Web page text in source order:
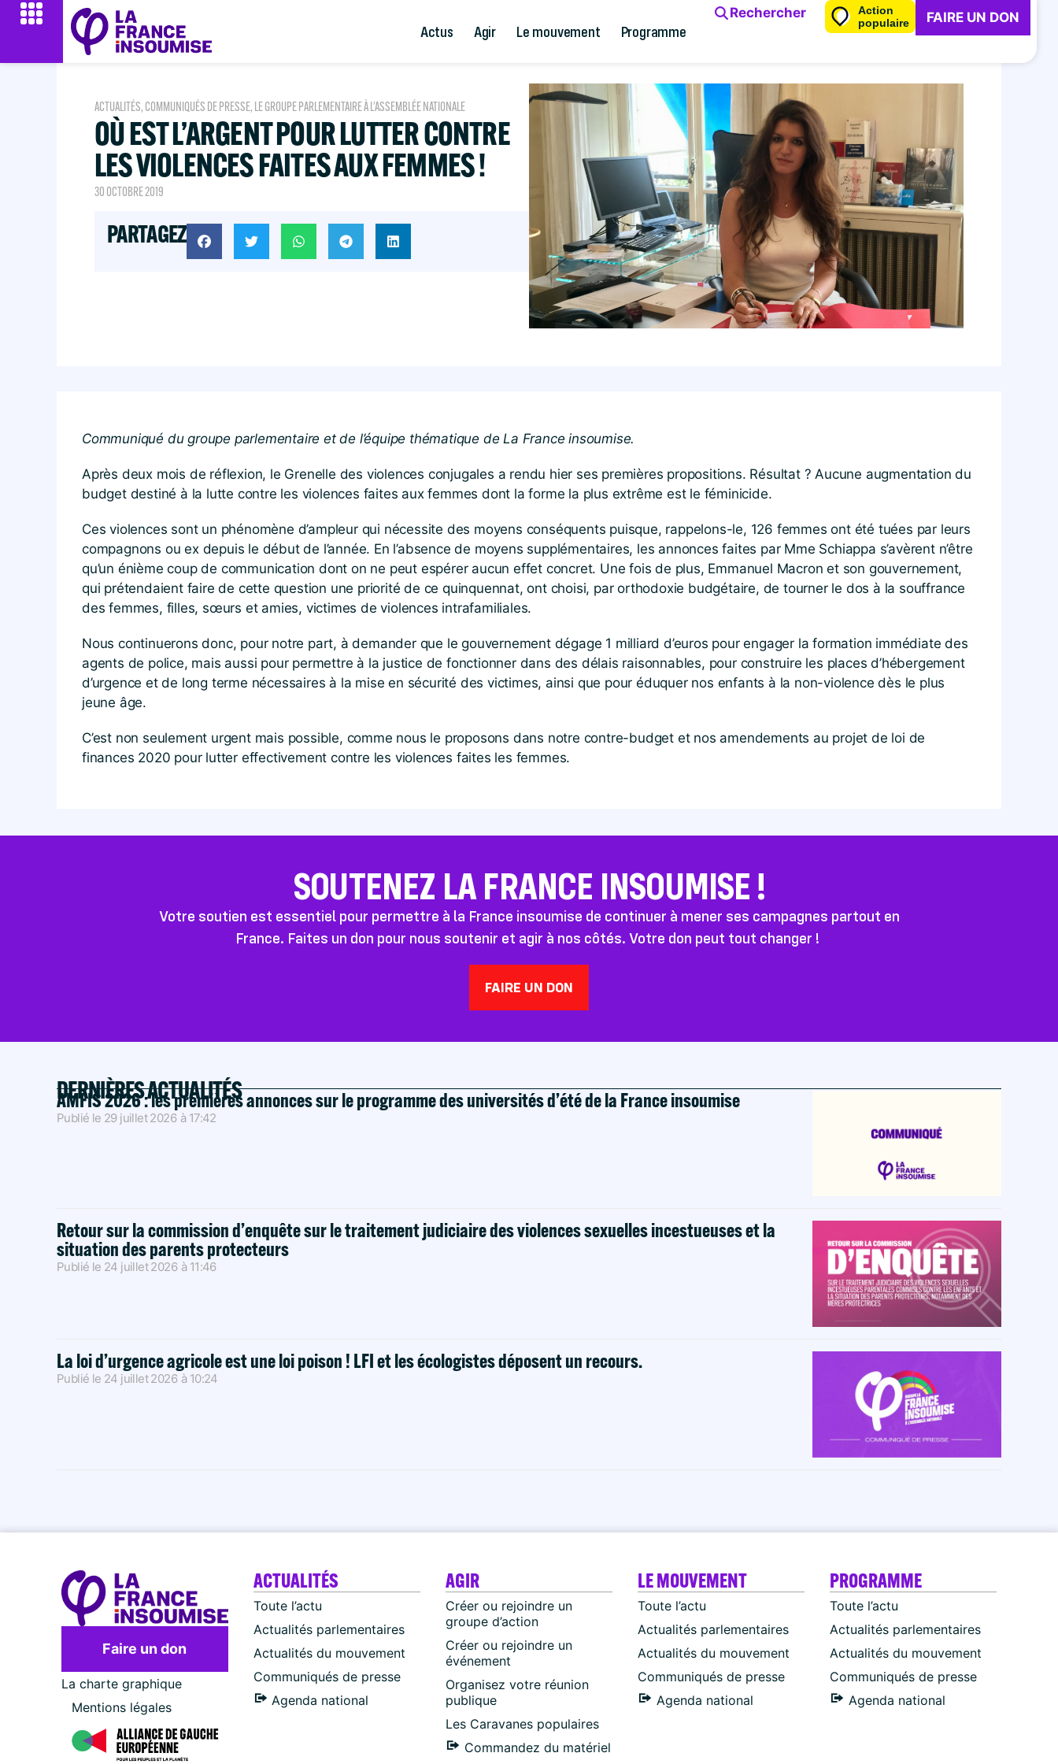
Actus Agir Le mouvement Programme
Rechercher
Action
populaire
FAIRE UN DON
ACTUALITÉS, COMMUNIQUÉS DE PRESSE, LE GROUPE PARLEMENTAIRE À L'ASSEMBLÉE NATIONALE
OÙ EST L’ARGENT POUR LUTTER CONTRE
LES VIOLENCES FAITES AUX FEMMES !
30 OCTOBRE 2019
PARTAGEZ
Communiqué du groupe parlementaire et de l’équipe thématique de La France insoumise.
Après deux mois de réflexion, le Grenelle des violences conjugales a rendu hier ses premières propositions. Résultat ? Aucune augmentation du
budget destiné à la lutte contre les violences faites aux femmes dont la forme la plus extrême est le féminicide.
Ces violences sont un phénomène d’ampleur qui nécessite des moyens conséquents puisque, rappelons-le, 126 femmes ont été tuées par leurs
compagnons ou ex depuis le début de l’année. En l’absence de moyens supplémentaires, les annonces faites par Mme Schiappa s’avèrent n’être
qu’un énième coup de communication dont on ne peut espérer aucun effet concret. Une fois de plus, Emmanuel Macron et son gouvernement,
qui prétendaient faire de cette question une priorité de ce quinquennat, ont choisi, par orthodoxie budgétaire, de tourner le dos à la souffrance
des femmes, filles, sœurs et amies, victimes de violences intrafamiliales.
Nous continuerons donc, pour notre part, à demander que le gouvernement dégage 1 milliard d’euros pour engager la formation immédiate des
agents de police, mais aussi pour permettre à la justice de fonctionner dans des délais raisonnables, pour construire les places d’hébergement
d’urgence et de long terme nécessaires à la mise en sécurité des victimes, ainsi que pour éduquer nos enfants à la non-violence dès le plus
jeune âge.
C’est non seulement urgent mais possible, comme nous le proposons dans notre contre-budget et nos amendements au projet de loi de
finances 2020 pour lutter effectivement contre les violences faites les femmes.
SOUTENEZ LA FRANCE INSOUMISE !
Votre soutien est essentiel pour permettre à la France insoumise de continuer à mener ses campagnes partout en
France. Faites un don pour nous soutenir et agir à nos côtés. Votre don peut tout changer !
FAIRE UN DON
DERNIÈRES ACTUALITÉS
AMFIS 2026 : les premières annonces sur le programme des universités d’été de la France insoumise
Publié le 29 juillet 2026 à 17:42
Retour sur la commission d’enquête sur le traitement judiciaire des violences sexuelles incestueuses et la
situation des parents protecteurs
Publié le 24 juillet 2026 à 11:46
La loi d’urgence agricole est une loi poison ! LFI et les écologistes déposent un recours.
Publié le 24 juillet 2026 à 10:24
Faire un don
La charte graphique
Mentions légales
ACTUALITÉS
Toute l’actu
Actualités parlementaires
Actualités du mouvement
Communiqués de presse
Agenda national
AGIR
Créer ou rejoindre un
groupe d’action
Créer ou rejoindre un
événement
Organisez votre réunion
publique
Les Caravanes populaires
Commandez du matériel
LE MOUVEMENT
Toute l’actu
Actualités parlementaires
Actualités du mouvement
Communiqués de presse
Agenda national
PROGRAMME
Toute l’actu
Actualités parlementaires
Actualités du mouvement
Communiqués de presse
Agenda national